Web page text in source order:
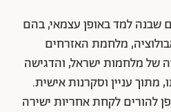
שבנה למד באופן עצמאי, בהם
מלחמת האזרחים
של מלחמות ישראל, והדגישה
מתוך עניין וסקרנות אישית.
להורים לקחת אחריות ישירה